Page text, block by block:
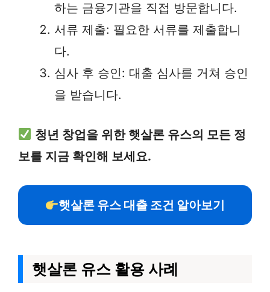
하는 금융기관을 직접 방문합니다.
서류 제출: 필요한 서류를 제출합니
다.
심사 후 승인: 대출 심사를 거쳐 승인
을 받습니다.
청년 창업을 위한 햇살론 유스의 모든 정
보를 지금 확인해 보세요.
햇살론 유스 대출 조건 알아보기
햇살론 유스 활용 사례